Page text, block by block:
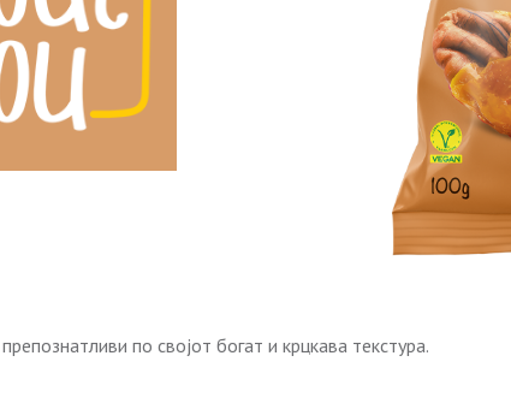
по својот богат и крцкава текстура.